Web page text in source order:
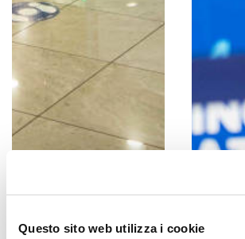
Questo sito web utilizza i cookie